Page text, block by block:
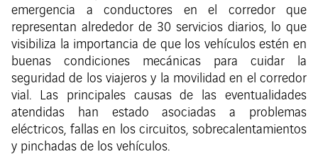
emergencia a conductores en el corredor que
representan alrededor de 30 servicios diarios, lo que
visibiliza la importancia de que los vehículos estén en
buenas condiciones mecánicas para cuidar la
seguridad de los viajeros y la movilidad en el corredor
vial. Las principales causas de las eventualidades
atendidas han estado asociadas a problemas
eléctricos, fallas en los circuitos, sobrecalentamientos
y pinchadas de los vehículos.